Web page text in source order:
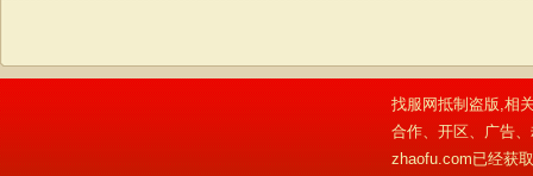
找服网抵制盗版,相
合作、开区、广告
zhaofu.com已经获